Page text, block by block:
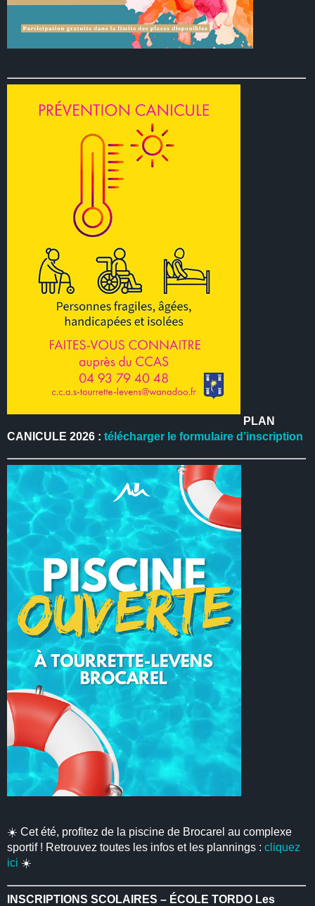
PLAN
CANICULE 2026 :télécharger le formulaire d’inscription
☀️ Cet été, profitez de la piscine de Brocarel au complexe
sportif ! Retrouvez toutes les infos et les plannings :cliquez
ici ☀️
INSCRIPTIONS SCOLAIRES – ÉCOLE TORDO Les